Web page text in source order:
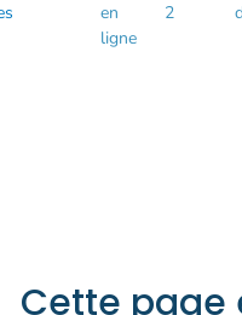
en
ligne
2
Cette page